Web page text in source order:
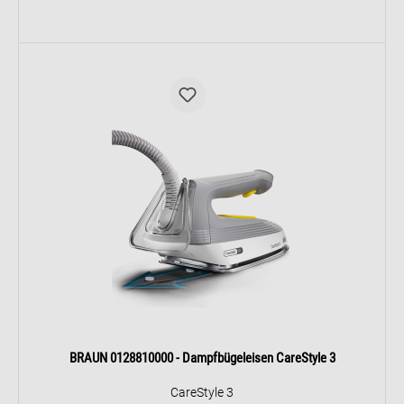
BRAUN 0128810000 - Dampfbügeleisen CareStyle 3
CareStyle 3